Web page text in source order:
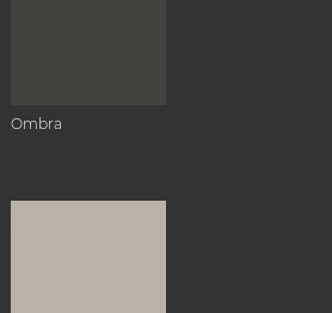
Ombra